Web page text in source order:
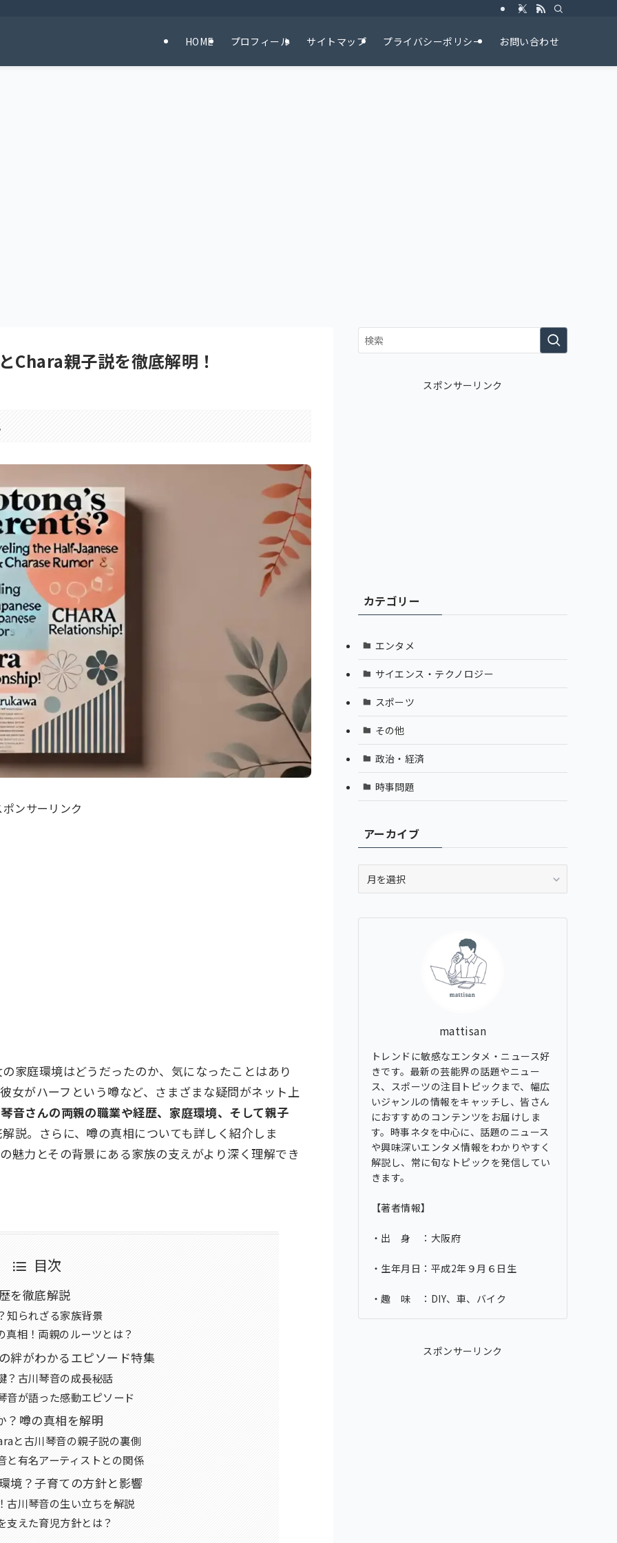
HOME プロフィール サイトマップ プライバシーポリシー お問い合わせ
Chara親子説を徹底解明！
ンサーリンク
家庭環境はどうだったのか、気になったことはあり
女がハーフという噂など、さまざまな疑問がネット上
音さんの両親の職業や経歴、家庭環境、そして親子
説。さらに、噂の真相についても詳しく紹介しま
魅力とその背景にある家族の支えがより深く理解でき
目次
を徹底解説
知られざる家族背景
相！両親のルーツとは？
絆がわかるエピソード特集
？古川琴音の成長秘話
音が語った感動エピソード
？噂の真相を解明
と古川琴音の親子説の裏側
と有名アーティストとの関係
境？子育ての方針と影響
古川琴音の生い立ちを解説
支えた育児方針とは？
スポンサーリンク
カテゴリー
エンタメ
サイエンス・テクノロジー
スポーツ
その他
政治・経済
時事問題
アーカイブ
ー
イ
mattisan
トレンドに敏感なエンタメ・ニュース好
きです。最新の芸能界の話題やニュー
ス、スポーツの注目トピックまで、幅広
いジャンルの情報をキャッチし、皆さん
におすすめのコンテンツをお届けしま
す。時事ネタを中心に、話題のニュース
や興味深いエンタメ情報をわかりやすく
解説し、常に旬なトピックを発信してい
きます。
【著者情報】
・出 身 ：大阪府
・生年月日：平成2年９月６日生
・趣 味 ：DIY、車、バイク
スポンサーリンク